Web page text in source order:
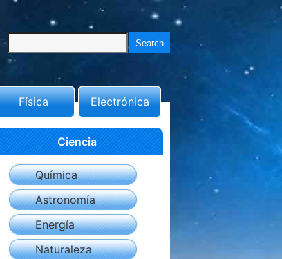
Física Electrónica
Ciencia
Química
Astronomía
Energía
Naturaleza